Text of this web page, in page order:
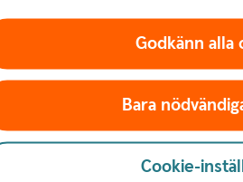
helt enkelt om din förmåga att betala
din anställning, ditt civilstånd
bedöms vara, desto lättare har
Godkänn alla
Bara
Cookie-